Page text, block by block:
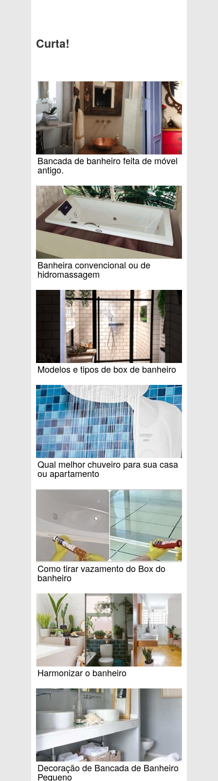
Curta!
Bancada de banheiro feita de móvel
antigo.
Banheira convencional ou de
hidromassagem
Modelos e tipos de box de banheiro
Qual melhor chuveiro para sua casa
ou apartamento
Como tirar vazamento do Box do
banheiro
Harmonizar o banheiro
Decoração de Bancada de Banheiro
Pequeno